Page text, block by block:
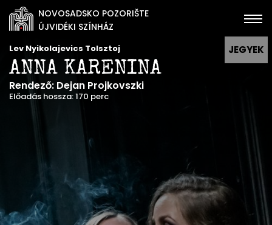
NOVOSADSKO POZORIŠTE
ÚJVIDÉKI SZÍNHÁZ
JEGYEK
Lev Nyikolajevics Tolsztoj
ANNA KARENINA
Rendező: Dejan Projkovszki
Előadás hossza: 170 perc